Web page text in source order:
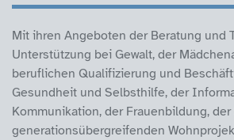
Mit ihren Angeboten der Beratung und
Unterstützung bei Gewalt, der
beruflichen Qualifizierung und
Gesundheit und Selbsthilfe, der
Kommunikation, der Frauenbildung,
generationsübergreifenden